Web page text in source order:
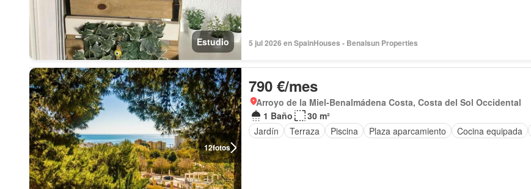
Estudio 5 jul 2026 en SpainHouses - Benalsun Properties
12fotos
790 €/mes
Arroyo de la Miel-Benalmádena Costa, Costa del Sol Occidental
1 Baño
30 m²
Jardín
Terraza Piscina Plaza aparcamiento Cocina equipada